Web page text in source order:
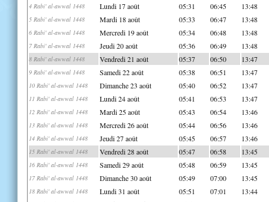
4 Rabi' al-awwal 1448 Lundi 17 août 05:31 06:45 13:48
5 Rabi' al-awwal 1448 Mardi 18 août 05:33 06:47 13:48
6 Rabi' al-awwal 1448 Mercredi 19 août 05:34 06:48 13:48
7 Rabi' al-awwal 1448 Jeudi 20 août 05:36 06:49 13:48
8 Rabi' al-awwal 1448 Vendredi 21 août 05:37 06:50 13:47
9 Rabi' al-awwal 1448 Samedi 22 août 05:38 06:51 13:47
10 Rabi' al-awwal 1448 Dimanche 23 août 05:40 06:52 13:47
11 Rabi' al-awwal 1448 Lundi 24 août 05:41 06:53 13:47
12 Rabi' al-awwal 1448 Mardi 25 août 05:43 06:54 13:46
13 Rabi' al-awwal 1448 Mercredi 26 août 05:44 06:56 13:46
14 Rabi' al-awwal 1448 Jeudi 27 août 05:45 06:57 13:46
15 Rabi' al-awwal 1448 Vendredi 28 août 05:47 06:58 13:45
16 Rabi' al-awwal 1448 Samedi 29 août 05:48 06:59 13:45
17 Rabi' al-awwal 1448 Dimanche 30 août 05:49 07:00 13:45
18 Rabi' al-awwal 1448 Lundi 31 août 05:51 07:01 13:44